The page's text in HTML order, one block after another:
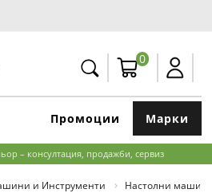
0
Марки
Промоции
– консултация, продажби, сервиз
и Инструменти Настолни